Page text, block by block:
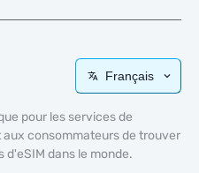
Français
pour les services de
consommateurs de trouver
dans le monde.